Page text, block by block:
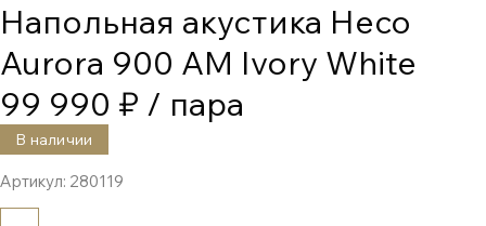
Напольная акустика Heco
Aurora 900 AM Ivory White
99 990 ₽ / пара
В наличии
Артикул: 280119